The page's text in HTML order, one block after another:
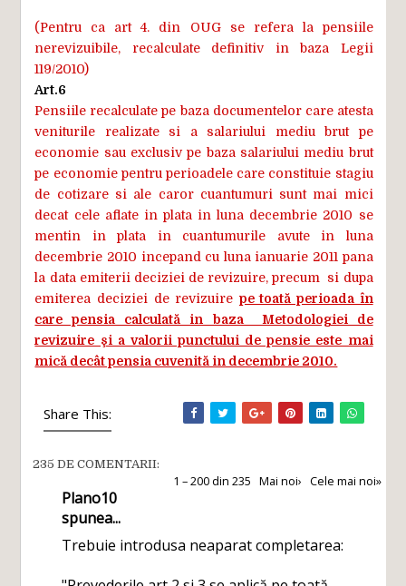
(Pentru ca art 4. din OUG se refera la pensiile
nerevizuibile, recalculate definitiv in baza Legii
119/2010)
Art.6
Pensiile recalculate pe baza documentelor care atesta
veniturile realizate si a salariului mediu brut pe
economie sau exclusiv pe baza salariului mediu brut
pe economie pentru perioadele care constituie stagiu
de cotizare si ale caror cuantumuri sunt mai mici
decat cele aflate in plata in luna decembrie 2010 se
mentin in plata in cuantumurile avute in luna
decembrie 2010 incepand cu luna ianuarie 2011 pana
la data emiterii deciziei de revizuire, precum si dupa
emiterea deciziei de revizuire pe toată perioada în
care pensia calculată in baza Metodologiei de
revizuire şi a valorii punctului de pensie este mai
mică decât pensia cuvenită in decembrie 2010.
Share This:
235 DE COMENTARII:
1 – 200 din 235 Mai noi› Cele mai noi»
Plano10
spunea...
Trebuie introdusa neaparat completarea: